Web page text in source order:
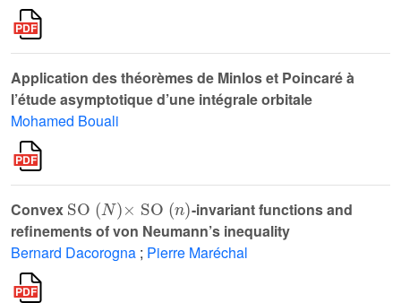
Application des théorèmes de Minlos et Poincaré à
l’étude asymptotique d’une intégrale orbitale
Mohamed Bouali
Convex
N ×
-invariant functions and
refinements of von Neumann’s inequality
Bernard Dacorogna ; Pierre Maréchal